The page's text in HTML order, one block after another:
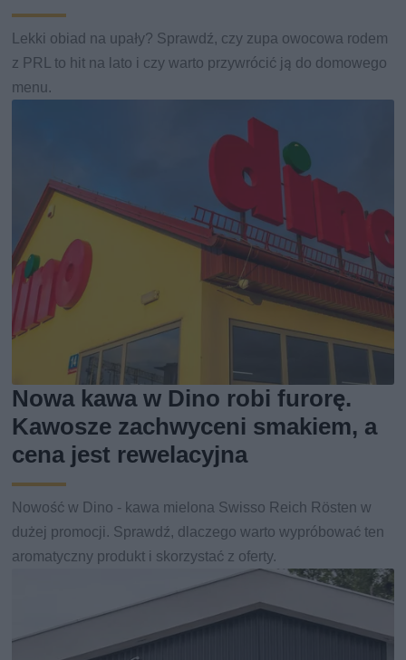
Lekki obiad na upały? Sprawdź, czy zupa owocowa rodem
z PRL to hit na lato i czy warto przywrócić ją do domowego
menu.
Nowa kawa w Dino robi furorę.
Kawosze zachwyceni smakiem, a
cena jest rewelacyjna
Nowość w Dino - kawa mielona Swisso Reich Rösten w
dużej promocji. Sprawdź, dlaczego warto wypróbować ten
aromatyczny produkt i skorzystać z oferty.